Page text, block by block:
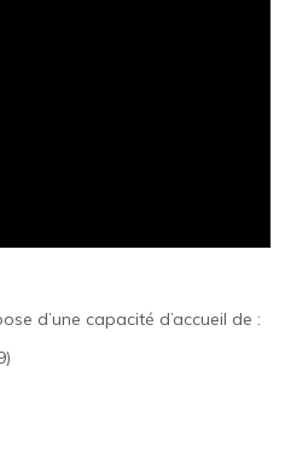
d’une capacité d’accueil de :